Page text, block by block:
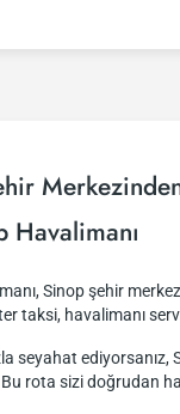
Havalimanı
Sinop şehir
taksi, havalimanı
seyahat
rota sizi doğrudan